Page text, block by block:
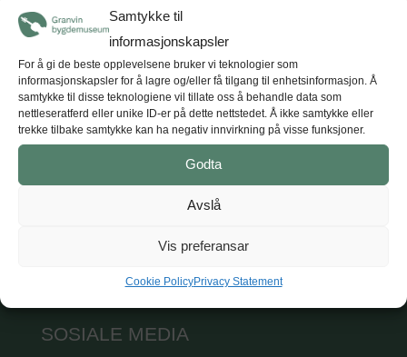
Samtykke til
informasjonskapsler
For å gi de beste opplevelsene bruker vi teknologier som
informasjonskapsler for å lagre og/eller få tilgang til enhetsinformasjon. Å
samtykke til disse teknologiene vil tillate oss å behandle data som
nettleseratferd eller unike ID-er på dette nettstedet. Å ikke samtykke eller
trekke tilbake samtykke kan ha negativ innvirkning på visse funksjoner.
Godta
Avslå
Vis preferansar
Cookie PolicyPrivacy Statement
tradisjonsmusikkkonsertar
juli (5 konsertar) kl. 18.Tunet opnar kl. 17
med opne utstillingar, kaffe og vafler.
KONTAKT
Hardanger og Voss museum
E: post@hvm.museum.no
Sjå på Google maps
SOSIALE MEDIA